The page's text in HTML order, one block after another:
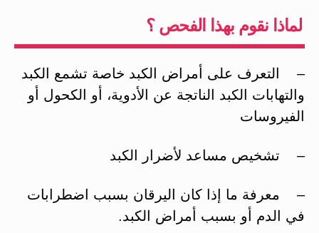
لماذا نقوم بهذا الفحص ؟
– التعرف على أمراض الكبد خاصة تشمع الكبد
والتهابات الكبد الناتجة عن الأدوية، أو الكحول أو
الفيروسات
– تشخيص مساعد لأضرار الكبد
– معرفة ما إذا كان اليرقان بسبب اضطرابات
في الدم أو بسبب أمراض الكبد.